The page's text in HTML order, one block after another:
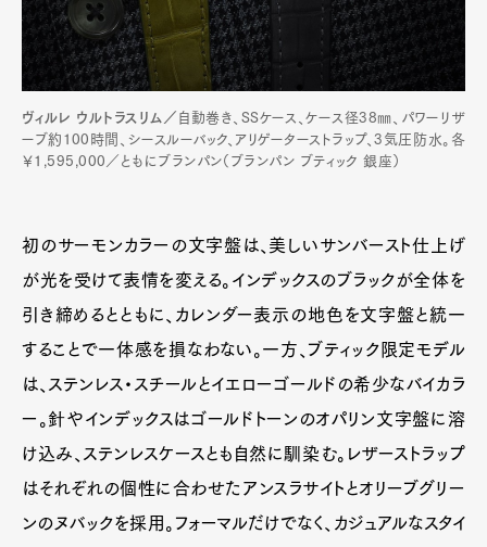
ヴィルレ ウルトラスリム／ 自動巻き、SSケース、ケース径38㎜、パワーリザ
ーブ約100時間、シースルーバック、アリゲーターストラップ、3気圧防水。各
￥1,595,000／ともにブランパン（ブランパン ブティック 銀座）
初のサーモンカラーの文字盤は、美しいサンバースト仕上げ
が光を受けて表情を変える。インデックスのブラックが全体を
引き締めるとともに、カレンダー表示の地色を文字盤と統一
することで一体感を損なわない。一方、ブティック限定モデル
は、ステンレス・スチールとイエローゴールドの希少なバイカラ
ー。針やインデックスはゴールドトーンのオパリン文字盤に溶
け込み、ステンレスケースとも自然に馴染む。レザーストラップ
はそれぞれの個性に合わせたアンスラサイトとオリーブグリー
ンのヌバックを採用。フォーマルだけでなく、カジュアルなスタイ